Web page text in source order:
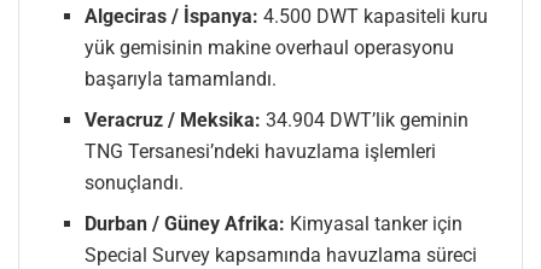
Algeciras / İspanya: 4.500 DWT kapasiteli kuru
yük gemisinin makine overhaul operasyonu
başarıyla tamamlandı.
Veracruz / Meksika: 34.904 DWT’lik geminin
TNG Tersanesi’ndeki havuzlama işlemleri
sonuçlandı.
Durban / Güney Afrika: Kimyasal tanker için
Special Survey kapsamında havuzlama süreci